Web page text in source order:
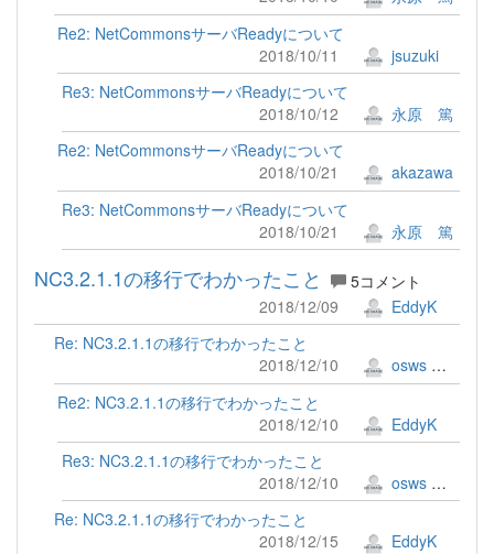
Re2: NetCommonsサーバReadyについて
2018/10/11
jsuzuki
Re3: NetCommonsサーバReadyについて
2018/10/12
永原 篤
Re2: NetCommonsサーバReadyについて
2018/10/21
akazawa
Re3: NetCommonsサーバReadyについて
2018/10/21
永原 篤
NC3.2.1.1の移行でわかったこと
5コメント
2018/12/09
EddyK
Re: NC3.2.1.1の移行でわかったこと
2018/12/10
osws 牟田口 満
Re2: NC3.2.1.1の移行でわかったこと
2018/12/10
EddyK
Re3: NC3.2.1.1の移行でわかったこと
2018/12/10
osws 牟田口 満
Re: NC3.2.1.1の移行でわかったこと
2018/12/15
EddyK